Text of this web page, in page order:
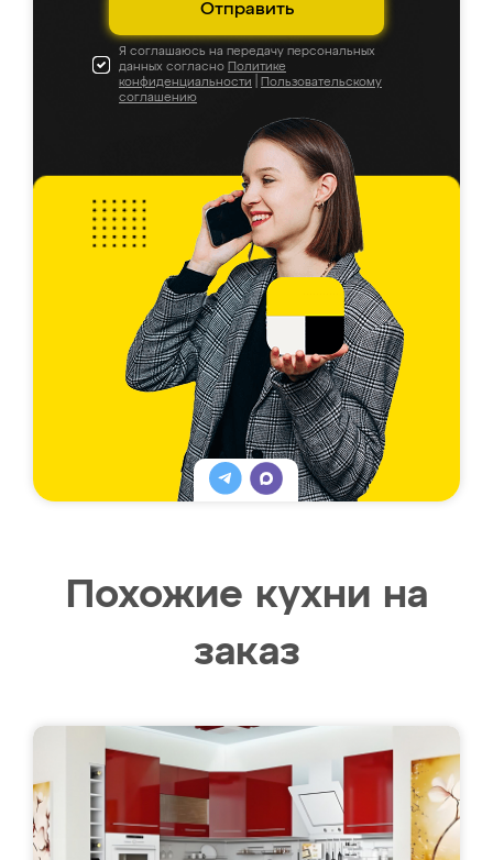
Отправить
Я соглашаюсь на передачу персональных
данных согласно Политике
конфиденциальности
Пользовательскому
соглашению
Похожие кухни на
заказ